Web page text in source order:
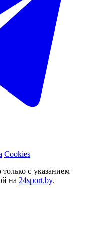
Cookies
с указанием
на 24sport.by.